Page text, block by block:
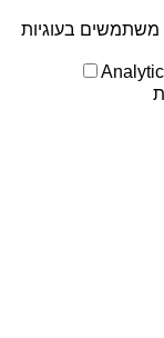
משתמשים בעוגיות